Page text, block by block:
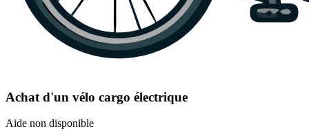
Achat d'un vélo cargo électrique
Aide non disponible